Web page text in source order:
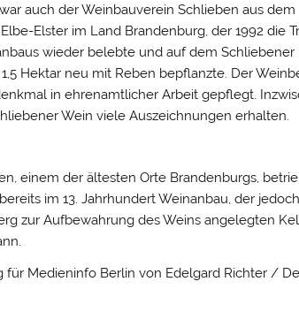
auch der Weinbauverein Schlieben aus dem
Elster im Land Brandenburg, der 1992 die
wieder belebte und auf dem Schliebener
Hektar neu mit Reben bepflanzte. Der
in ehrenamtlicher Arbeit gepflegt.
Wein viele Auszeichnungen erhalten.
einem der ältesten Orte Brandenburgs,
im 13. Jahrhundert Weinanbau, der
zur Aufbewahrung des Weins angelegten
für Medieninfo Berlin von Edelgard Richter /